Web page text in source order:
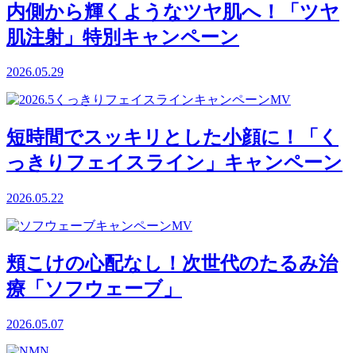
内側から輝くようなツヤ肌へ！「ツヤ
肌注射」特別キャンペーン
2026.05.29
短時間でスッキリとした小顔に！「く
っきりフェイスライン」キャンペーン
2026.05.22
頬こけの心配なし！次世代のたるみ治
療「ソフウェーブ」
2026.05.07